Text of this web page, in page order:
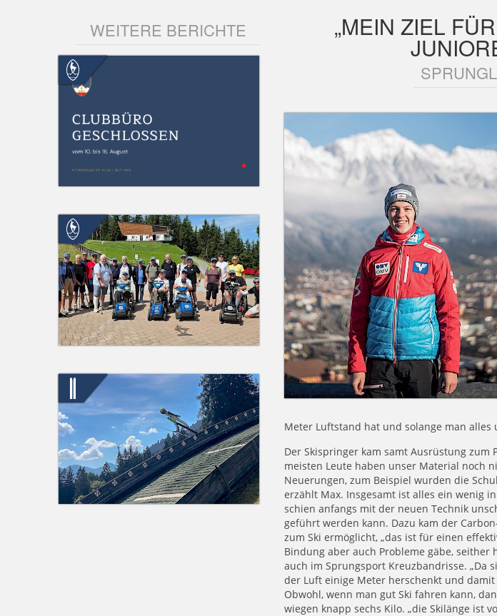
„MEIN ZIEL
Meter Luftstand hat und solange man alles
Der Skispringer kam samt Ausrüstung zum
meisten Leute haben unser Material noch
Neuerungen, zum Beispiel wurden die
erzählt Max. Insgesamt ist alles ein wenig
schien anfangs mit der neuen Technik
geführt werden kann. Dazu kam der
zum Ski ermöglicht, „das ist für einen
Bindung aber auch Probleme gäbe,
auch im Sprungsport Kreuzbandrisse.
der Luft einige Meter herschenkt und
Obwohl, wenn man gut Ski fahren kann,
wiegen knapp sechs Kilo. „die Skilänge ist
WEITERE BERICHTE